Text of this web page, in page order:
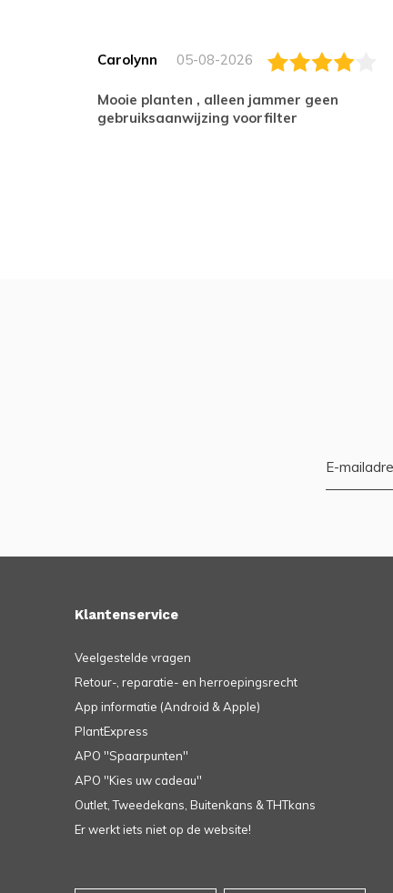
Carolynn 05-08-2026
Mooie planten , alleen jammer geen
gebruiksaanwijzing voorfilter
Klantenservice
Veelgestelde vragen
Retour-, reparatie- en herroepingsrecht
App informatie (Android & Apple)
PlantExpress
APO ''Spaarpunten''
APO ''Kies uw cadeau''
Outlet, Tweedekans, Buitenkans & THTkans
Er werkt iets niet op de website!